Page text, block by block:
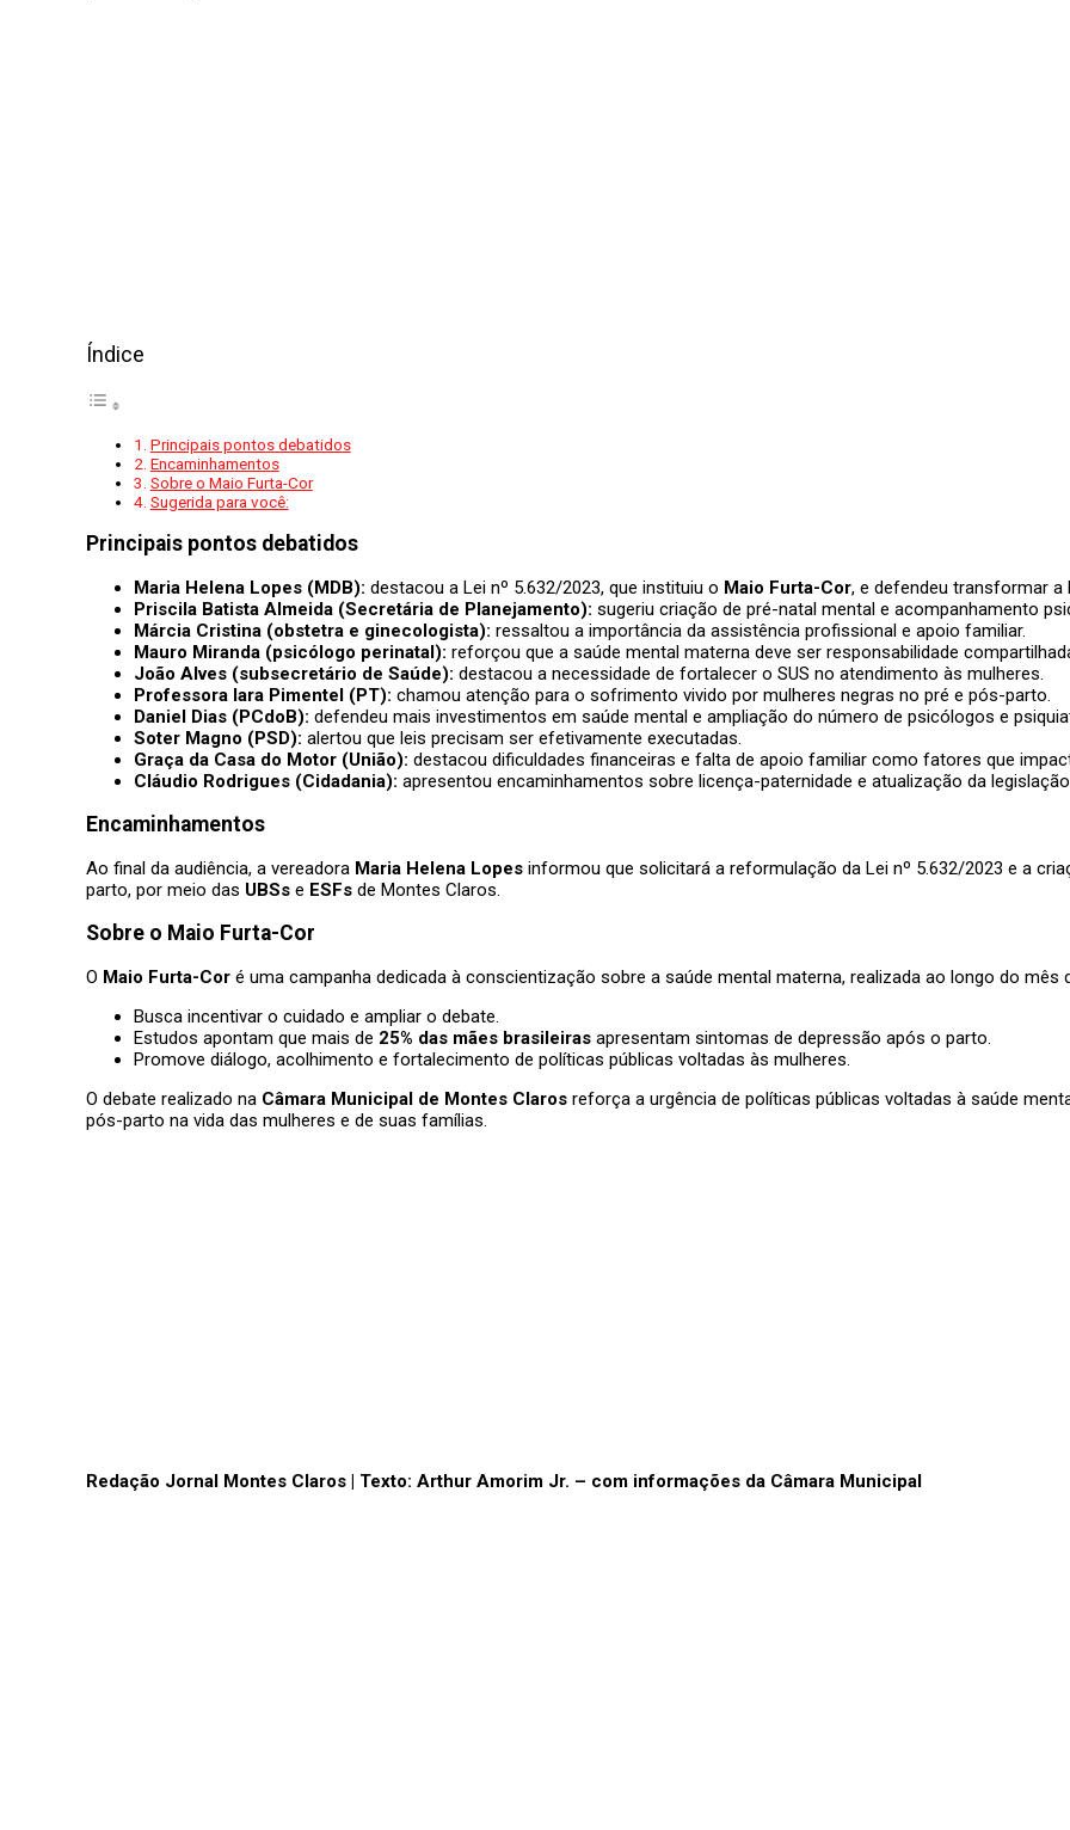
Índice
Principais pontos debatidos
Encaminhamentos
Sobre o Maio Furta-Cor
Sugerida para você:
Principais pontos debatidos
Maria Helena Lopes (MDB): destacou a Lei nº 5.632/2023, que instituiu o Maio Furta-Cor, e defendeu transformar
Priscila Batista Almeida (Secretária de Planejamento): sugeriu criação de pré-natal mental e acompanhamento
Márcia Cristina (obstetra e ginecologista): ressaltou a importância da assistência profissional e apoio familiar.
Mauro Miranda (psicólogo perinatal): reforçou que a saúde mental materna deve ser responsabilidade
João Alves (subsecretário de Saúde): destacou a necessidade de fortalecer o SUS no atendimento às mulheres.
Professora Iara Pimentel (PT): chamou atenção para o sofrimento vivido por mulheres negras no pré e pós-parto.
Daniel Dias (PCdoB): defendeu mais investimentos em saúde mental e ampliação do número de psicólogos e
Soter Magno (PSD): alertou que leis precisam ser efetivamente executadas.
Graça da Casa do Motor (União): destacou dificuldades financeiras e falta de apoio familiar como fatores que
Cláudio Rodrigues (Cidadania): apresentou encaminhamentos sobre licença-paternidade e atualização da
Encaminhamentos
Ao final da audiência, a vereadora Maria Helena Lopes informou que solicitará a reformulação da Lei nº 5.632/2023 e a
parto, por meio das UBSs e ESFs de Montes Claros.
Sobre o Maio Furta-Cor
O Maio Furta-Cor é uma campanha dedicada à conscientização sobre a saúde mental materna, realizada ao longo do mês
Busca incentivar o cuidado e ampliar o debate.
Estudos apontam que mais de 25% das mães brasileiras apresentam sintomas de depressão após o parto.
Promove diálogo, acolhimento e fortalecimento de políticas públicas voltadas às mulheres.
O debate realizado na Câmara Municipal de Montes Claros reforça a urgência de políticas públicas voltadas à saúde
pós-parto na vida das mulheres e de suas famílias.
Redação Jornal Montes Claros | Texto: Arthur Amorim Jr. – com informações da Câmara Municipal